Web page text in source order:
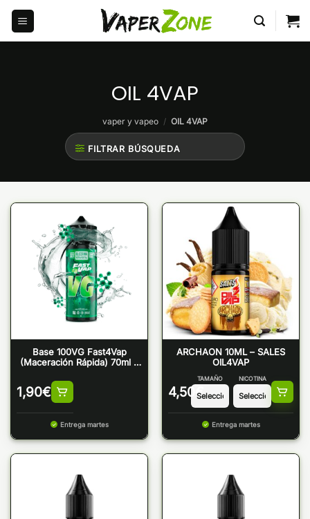
Saltar
contenido
OIL 4VAP
vaper y vapeo / OIL 4VAP
FILTRAR BÚSQUEDA
Base 100VG Fast4Vap
(Maceración Rápida) 70ml –
1,90€
Entrega martes
ARCHAON 10ML – SALES
OIL4VAP
4,50 €
TAMAÑO NICOTINA
Entrega martes